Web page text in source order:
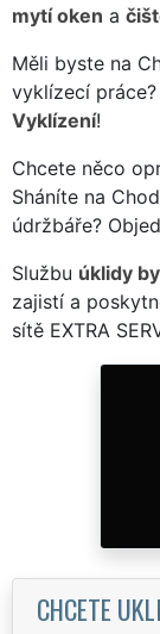
mytí oken a
Měli byste na
vyklízecí
Vyklízení!
Chcete něco
Sháníte na
údržbáře?
Službu úklidy
zajistí a
sítě EXTRA
CHCETE